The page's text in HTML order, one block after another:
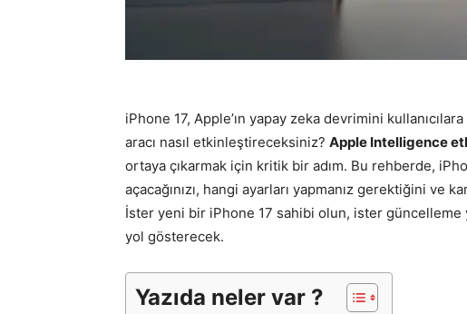
iPhone 17, Apple’ın yapay zeka devrimini
aracı nasıl etkinleştireceksiniz? Apple Intelligence
ortaya çıkarmak için kritik bir adım. Bu rehberde,
açacağınızı, hangi ayarları yapmanız gerektiğini ve
İster yeni bir iPhone 17 sahibi olun, ister güncelleme
yol gösterecek.
Yazıda neler var ?